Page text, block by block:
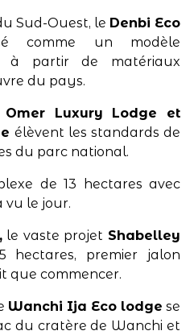
Sud-Ouest, le Denbi Eco
comme un modèle
à partir de matériaux
du pays.
Luxury Lodge et
élèvent les standards de
du parc national.
de 13 hectares avec
vu le jour.
le vaste projet Shabelley
hectares, premier jalon
que commencer.
Wanchi Ija Eco lodge se
du cratère de Wanchi et